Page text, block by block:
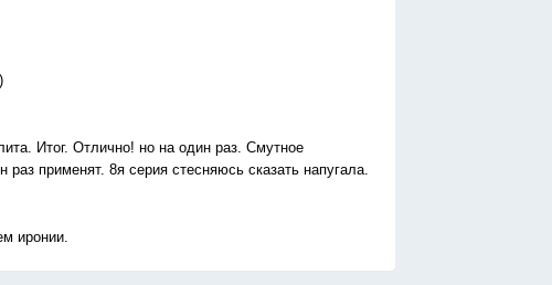
Итог. Отлично! но на один раз. Смутное
применят. 8я серия стесняюсь сказать напугала.
иронии.